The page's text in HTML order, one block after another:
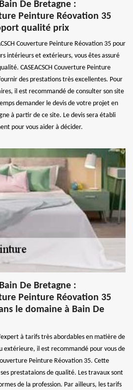
De Bretagne :
Peinture Réovation 35
qualité prix
Couverture Peinture Réovation 35 pour
intérieurs et extérieurs, vous êtes assuré
CASEACSCH Couverture Peinture
des prestations très excellentes. Pour
il est recommandé de consulter son site
demander le devis de votre projet en
à partir de ce site. Le devis sera établi
pour vous aider à décider.
De Bretagne :
Peinture Réovation 35
le domaine à Bain De
à tarifs très abordables en matière de
extérieure, il est recommandé pour vous de
Peinture Réovation 35. Cette
prestataions de qualité. Les travaux sont
de la profession. Par ailleurs, les tarifs